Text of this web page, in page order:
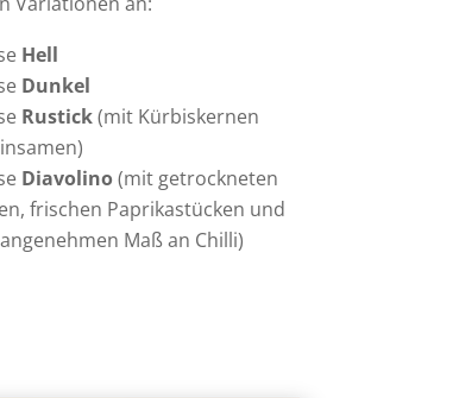
Hell
Dunkel
Rustick(mit Kürbiskernen
Diavolino(mit getrockneten
frischen Paprikastücken und
Maß an Chilli)